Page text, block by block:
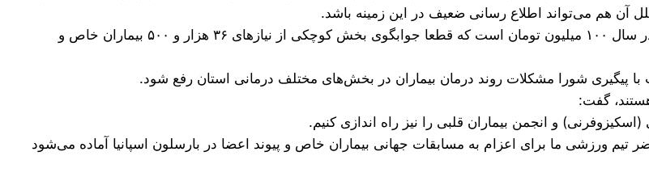
آن هم می‌تواند اطلاع رسانی ضعیف در این زمینه باشد.
خاص و
پیگیری شورا مشکلات روند درمان بیماران در بخش‌های مختلف درمانی استان رفع شود.
گفت:
و انجمن بیماران قلبی را نیز راه اندازی کنیم.
تیم ورزشی ما برای اعزام به مسابقات جهانی بیماران خاص و پیوند اعضا در بارسلون اسپانیا آماده می‌شود